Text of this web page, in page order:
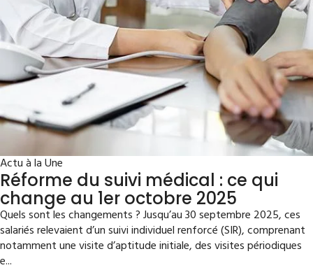
Actu à la Une
Réforme du suivi médical : ce qui
change au 1er octobre 2025
Quels sont les changements ? Jusqu’au 30 septembre 2025, ces
salariés relevaient d’un suivi individuel renforcé (SIR), comprenant
notamment une visite d’aptitude initiale, des visites périodiques
e...